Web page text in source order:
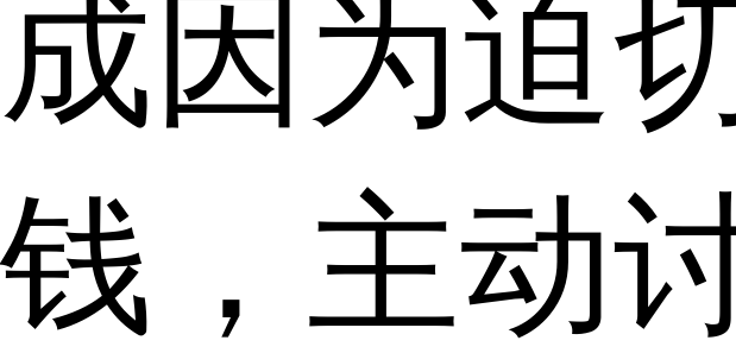
成因为迫
钱，主动